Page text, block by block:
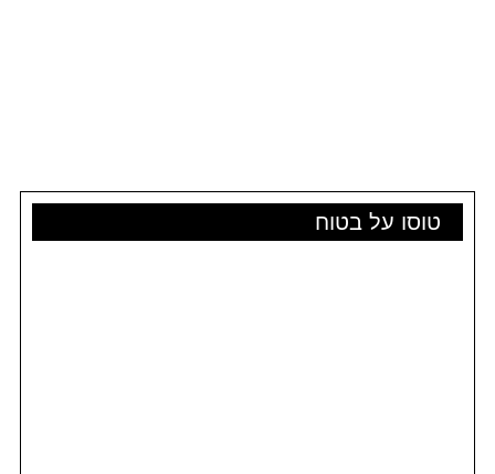
טוסו על בטוח